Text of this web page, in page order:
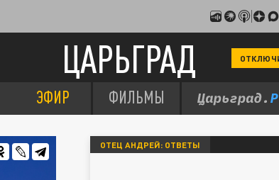
ЦАРЬГРАД
ЭФИР ФИЛЬМЫ
ОТЕЦ АНДРЕЙ: ОТВЕТЫ